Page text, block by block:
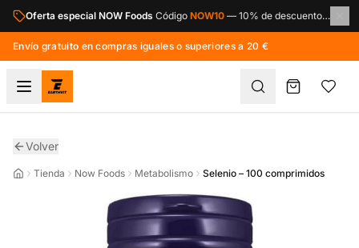
Saltar al contenido principal
Oferta especial NOW Foods Código NOW10 — 10% de descuento en toda la marca NOW Foods.
Envío gratuito en compras iguales o superiores a 20 €
Volver
Tienda Now Foods Metabolismo Selenio – 100 comprimidos